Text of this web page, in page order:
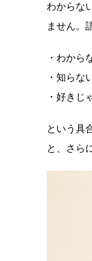
わからな
ません。
・わから
・知らな
・好きじ
という具
と、さら